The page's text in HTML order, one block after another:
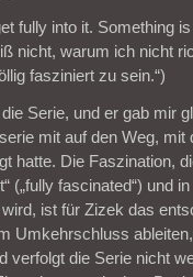
fully into it. Something
nicht, warum ich nicht
fasziniert zu sein.“)
Serie, und er gab mir
mit auf den Weg, mit
hatte. Die Faszination,
(„fully fascinated“) und
ist für Zizek das
Umkehrschluss
verfolgt die Serie nicht